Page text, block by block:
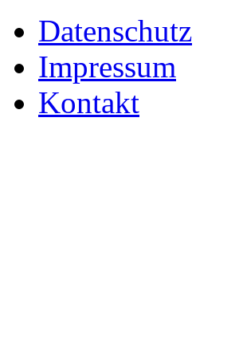
Datenschutz
Impressum
Kontakt